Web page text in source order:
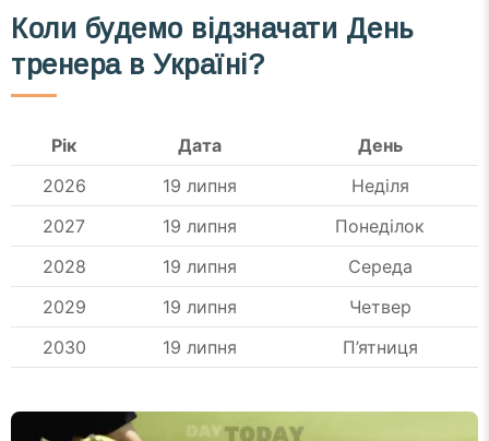
Коли будемо відзначати День
тренера в Україні?
Рік Дата
День
2026
19 липня
Неділя
2027
19 липня
Понеділок
2028
19 липня
Середа
2029
19 липня
Четвер
2030
19 липня П’ятниця